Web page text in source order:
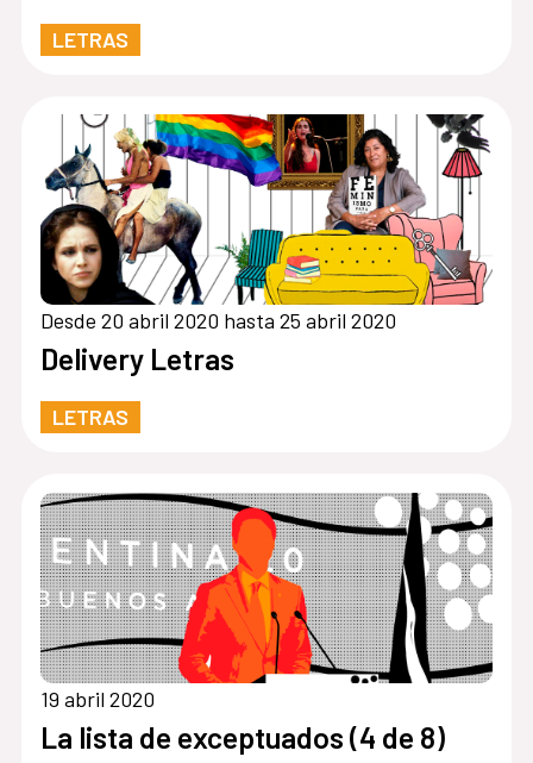
LETRAS
Desde 20 abril 2020 hasta 25 abril 2020
Delivery Letras
LETRAS
19 abril 2020
La lista de exceptuados (4 de 8)